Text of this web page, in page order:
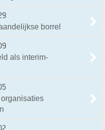
borrel
als interim-